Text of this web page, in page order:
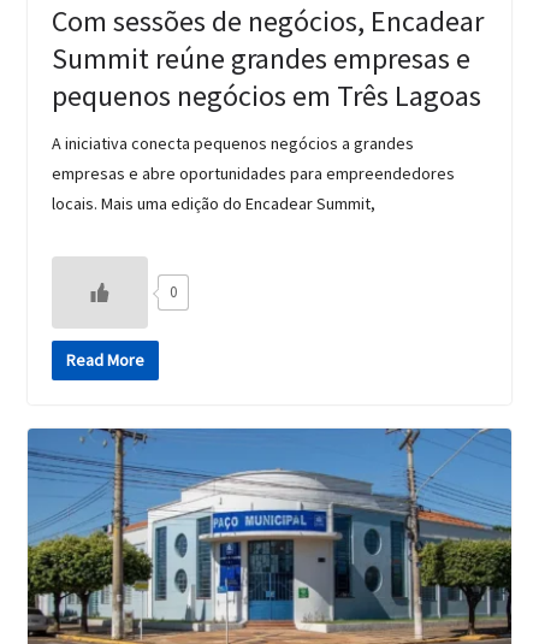
Com sessões de negócios, Encadear
Summit reúne grandes empresas e
pequenos negócios em Três Lagoas
A iniciativa conecta pequenos negócios a grandes
empresas e abre oportunidades para empreendedores
locais. Mais uma edição do Encadear Summit,
0
Read More